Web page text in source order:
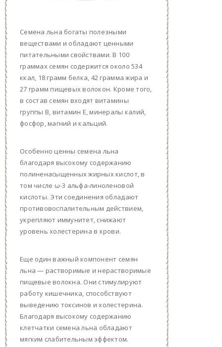
Семена льна богаты полезными
веществами и обладают ценными
питательными свойствами. В 100
граммах семян содержится около 534
ккал, 18 грамм белка, 42 грамма жира и
27 грамм пищевых волокон. Кроме того,
в состав семян входят витамины
группы B, витамин E, минералы калий,
фосфор, магний и кальций.
Особенно ценны семена льна
благодаря высокому содержанию
полиненасыщенных жирных кислот, в
том числе ω-3 альфа-линоленовой
кислоты. Эти соединения обладают
противовоспалительным действием,
укрепляют иммунитет, снижают
уровень холестерина в крови.
Еще один важный компонент семян
льна — растворимые и нерастворимые
пищевые волокна. Они стимулируют
работу кишечника, способствуют
выведению токсинов и холестерина.
Благодаря высокому содержанию
клетчатки семена льна обладают
мягким слабительным эффектом.